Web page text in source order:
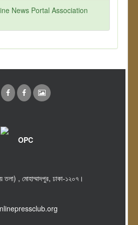
News Portal Association
OPC
তলা) , মোহাম্মাদপুর, ঢাকা-১২০৭।